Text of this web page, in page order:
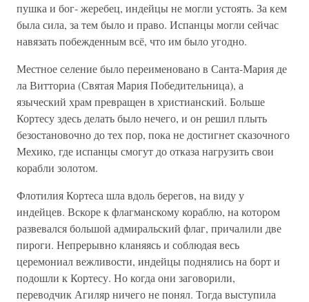
пушка и бог- жеребец, индейцы не могли устоять. За кем
была сила, за тем было и право. Испанцы могли сейчас
навязать побежденным всё, что им было угодно.
Местное селение было переименовано в Санта-Мария де
ла Витториа (Святая Мария Победительница), а
языческий храм превращен в христианский. Больше
Кортесу здесь делать было нечего, и он решил плыть
безостановочно до тех пор, пока не достигнет сказочного
Мехико, где испанцы смогут до отказа нагрузить свои
корабли золотом.
Флотилия Кортеса шла вдоль берегов, на виду у
индейцев. Вскоре к флагманскому кораблю, на котором
развевался большой адмиральский флаг, причалили две
пироги. Непрерывно кланяясь и соблюдая весь
церемониал вежливости, индейцы поднялись на борт и
подошли к Кортесу. Но когда они заговорили,
переводчик Агиляр ничего не понял. Тогда выступила